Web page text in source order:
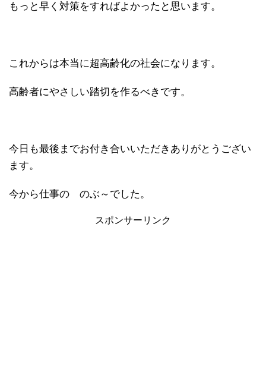
もっと早く対策をすればよかったと思います。
これからは本当に超高齢化の社会になります。
高齢者にやさしい踏切を作るべきです。
今日も最後までお付き合いいただきありがとうござい
ます。
今から仕事の のぶ～でした。
スポンサーリンク